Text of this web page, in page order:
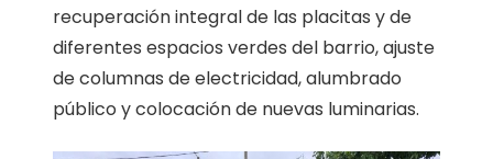
recuperación integral de las placitas y de
diferentes espacios verdes del barrio, ajuste
de columnas de electricidad, alumbrado
público y colocación de nuevas luminarias.